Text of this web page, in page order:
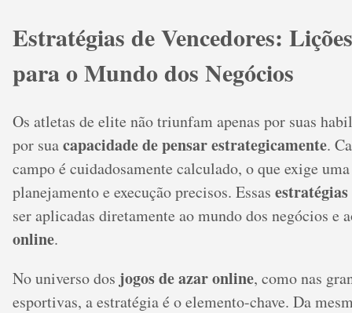
Estratégias de Vencedores:
para o Mundo dos Negócios
Os atletas de elite não triunfam apenas por suas
por suacapacidade de pensar estrategicamente.
campo é cuidadosamente calculado, o que exige
planejamento e execução precisos. Essas
ser aplicadas diretamente ao mundo dos negócios e
online.
No universo dos jogos de azar online, como nas
esportivas, a estratégia é o elemento-chave. Da